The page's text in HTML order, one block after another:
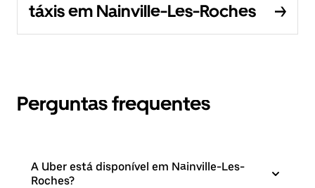
táxis em Nainville-Les-Roches
Perguntas frequentes
A Uber está disponível em Nainville-Les-
Roches?